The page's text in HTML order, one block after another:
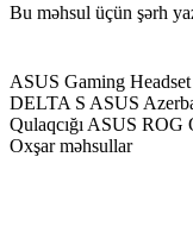
Bu məhsul üçün şərh
ASUS Gaming Headset
DELTA S ASUS
Qulaqcığı ASUS ROG
Oxşar məhsullar